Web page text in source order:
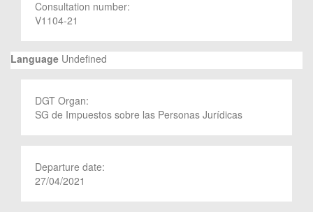
Consultation number:
V1104-21
Language Undefined
DGT Organ:
SG de Impuestos sobre las Personas Jurídicas
Departure date:
27/04/2021